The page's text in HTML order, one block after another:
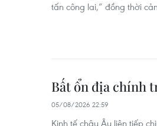
tấn công lai,” đồng thời
Bất ổn địa chính
05/08/2026 22:59
Kinh tế châu Âu liên tiếp